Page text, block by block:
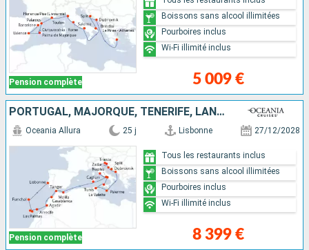
Pension complète 5 009 €
Boissons sans alcool illimitées
Pourboires inclus
Wi-Fi illimité inclus
PORTUGAL, MAJORQUE, TENERIFE, LANZAROTE, MAROC, ESPAGNE, ITALIE, TUNISIE, MALTE, CROATIE
Pension complète
Oceania Allura 25 j Lisbonne 27/12/2028
8 399 €
Tous les restaurants inclus
Boissons sans alcool illimitées
Pourboires inclus
Wi-Fi illimité inclus